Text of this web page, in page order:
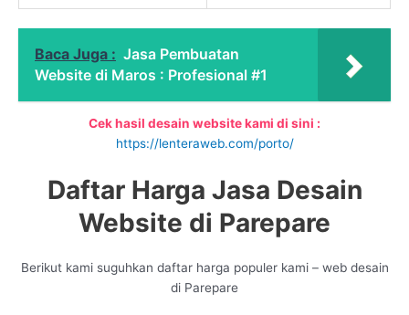
Baca Juga : Jasa Pembuatan
Website di Maros : Profesional #1
Cek hasil desain website kami di sini :
https://lenteraweb.com/porto/
Daftar Harga Jasa Desain
Website di Parepare
Berikut kami suguhkan daftar harga populer kami – web desain
di Parepare